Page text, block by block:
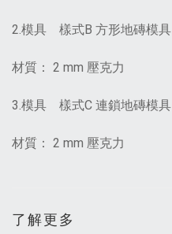
2.模具 樣式B 方形地磚模具
材質： 2 mm 壓克力
3.模具 樣式C 連鎖地磚模具
材質： 2 mm 壓克力
了解更多